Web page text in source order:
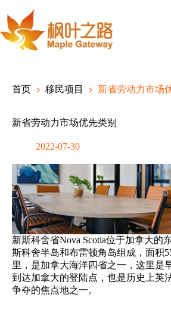
content
首页 移民项目 新省劳动力市场
新省劳动力市场优先类别
2022-07-30
新斯科舍省Nova Scotia位于加拿大的
斯科舍半岛和布雷顿角岛组成，面积
里，是加拿大海洋四省之一，这里是
到达加拿大的登陆点，也是历史上英
争夺的焦点地之一。